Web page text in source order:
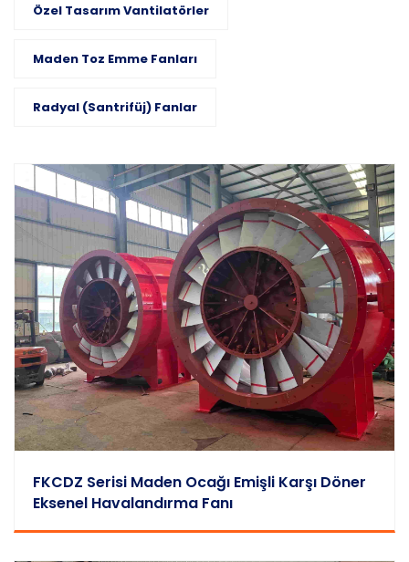
Özel Tasarım Vantilatörler
Maden Toz Emme Fanları
Radyal (Santrifüj) Fanlar
FKCDZ Serisi Maden Ocağı Emişli Karşı Döner
Eksenel Havalandırma Fanı